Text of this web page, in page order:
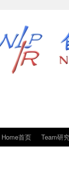
Home首页 Team研